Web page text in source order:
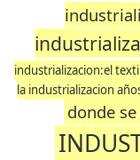
industrializacion:el
la industrializacion
donde